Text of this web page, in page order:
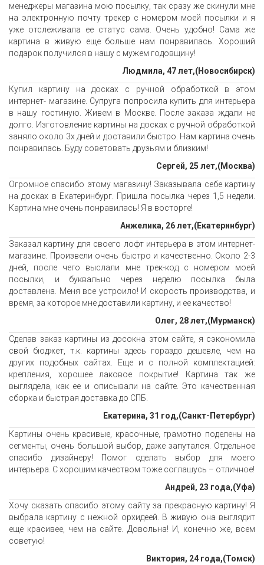
менеджеры магазина мою посылку, так сразу же скинули мне
на электронную почту трекер с номером моей посылки и я
уже отслеживала ее статус сама. Очень удобно! Сама же
картина в живую еще больше нам понравилась. Хороший
подарок получился в нашу с мужем годовщину!
Людмила, 47 лет,(Новосибирск)
Купил картину на досках с ручной обработкой в этом
интернет- магазине. Супруга попросила купить для интерьера
в нашу гостиную. Живем в Москве. После заказа ждали не
долго. Изготовление картины на досках с ручной обработкой
заняло около 3х дней и доставили быстро. Нам картина очень
понравилась. Буду советовать друзьям и близким!
Сергей, 25 лет,(Москва)
Огромное спасибо этому магазину! Заказывала себе картину
на досках в Екатеринбург. Пришла посылка через 1,5 недели.
Картина мне очень понравилась! Я в восторге!
Анжелика, 26 лет,(Екатеринбург)
Заказал картину для своего лофт интерьера в этом интернет-
магазине. Произвели очень быстро и качественно. Около 2-3
дней, после чего выслали мне трек-код с номером моей
посылки, и буквально через неделю посылка была
доставлена. Меня все устроило! И скорость производства, и
время, за которое мне доставили картину, и ее качество!
Олег, 28 лет,(Мурманск)
Сделав заказ картины из досокна этом сайте, я сэкономила
свой бюджет, т.к. картины здесь гораздо дешевле, чем на
других подобных сайтах. Еще и с полной комплектацией:
крепления, хорошее лаковое покрытие! Картина так же
выглядела, как ее и описывали на сайте. Это качественная
сборка и быстрая доставка до СПБ.
Екатерина, 31 год,(Санкт-Петербург)
Картины очень красивые, красочные, грамотно поделены на
сегменты, очень большой выбор, даже запутался. Отдельное
спасибо дизайнеру! Помог сделать выбор для моего
интерьера. С хорошим качеством тоже соглашусь – отличное!
Андрей, 23 года,(Уфа)
Хочу сказать спасибо этому сайту за прекрасную картину! Я
выбрала картину с нежной орхидеей. В живую она выглядит
еще красивее, чем на сайте. Довольна! И, конечно же, всем
советую!
Виктория, 24 года,(Томск)